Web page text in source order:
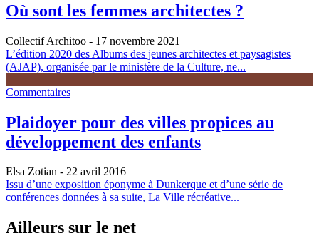
Où sont les femmes architectes ?
Collectif Architoo - 17 novembre 2021
L’édition 2020 des Albums des jeunes architectes et paysagistes
(AJAP), organisée par le ministère de la Culture, ne...
Commentaires
Plaidoyer pour des villes propices au
développement des enfants
Elsa Zotian - 22 avril 2016
Issu d’une exposition éponyme à Dunkerque et d’une série de
conférences données à sa suite, La Ville récréative...
Ailleurs sur le net